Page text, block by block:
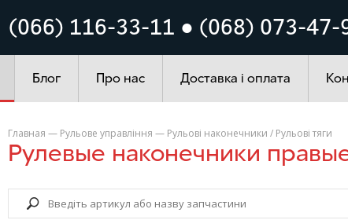
(066) 116-33-11 ● (068) 073-47-
Автохімія
Блог Про нас Доставка і оплата
Главная — Рульове управління — Рульові наконечники / Рульові тяги
Рулевые наконечники